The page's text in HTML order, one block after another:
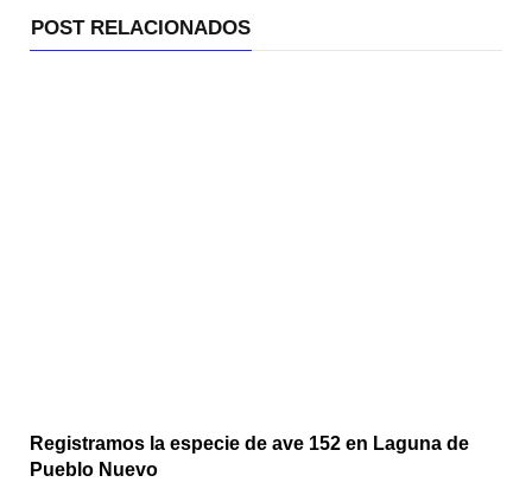
POST RELACIONADOS
Registramos la especie de ave 152 en Laguna de
Pueblo Nuevo